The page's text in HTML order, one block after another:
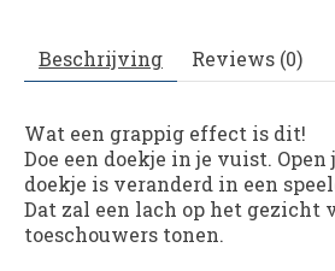
Beschrijving Reviews (0)
Wat een grappig effect is dit!
Doe een doekje in je vuist.
doekje is veranderd in een
Dat zal een lach op het gezicht
toeschouwers tonen.